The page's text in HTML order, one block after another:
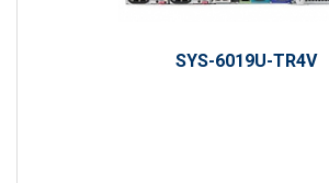
SYS-6019U-TR4V